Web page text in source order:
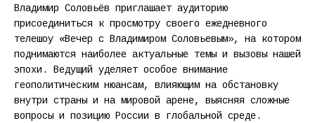
Владимир Соловьёв приглашает аудиторию
присоединиться к просмотру своего ежедневного
телешоу «Вечер с Владимиром Соловьевым», на котором
поднимаются наиболее актуальные темы и вызовы нашей
эпохи. Ведущий уделяет особое внимание
геополитическим нюансам, влияющим на обстановку
внутри страны и на мировой арене, выясняя сложные
вопросы и позицию России в глобальной среде.